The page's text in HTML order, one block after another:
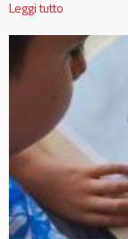
Leggi tutto